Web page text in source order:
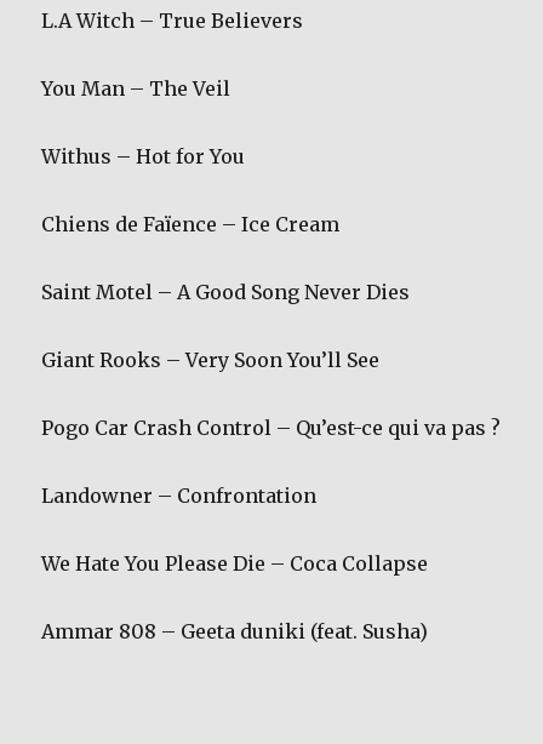
L.A Witch – True Believers
You Man – The Veil
Withus – Hot for You
Chiens de Faïence – Ice Cream
Saint Motel – A Good Song Never Dies
Giant Rooks – Very Soon You’ll See
Pogo Car Crash Control – Qu’est-ce qui va pas ?
Landowner – Confrontation
We Hate You Please Die – Coca Collapse
Ammar 808 – Geeta duniki (feat. Susha)